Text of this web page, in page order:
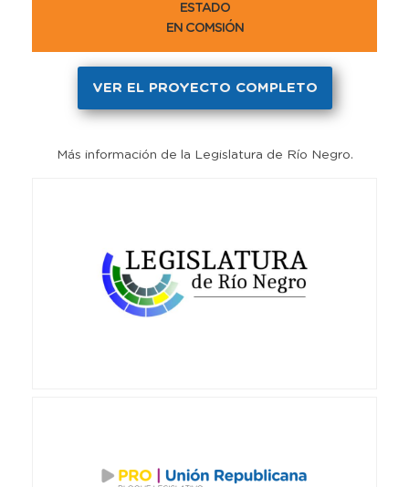
ESTADO
EN COMSIÓN
VER EL PROYECTO COMPLETO
Más información de la Legislatura de Río Negro.